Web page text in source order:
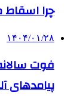
چرا
۱۴۰۴/۰۱/۲۸
پیامدهای